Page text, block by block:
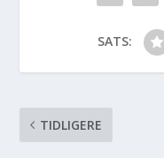
SATS:
TIDLIGERE